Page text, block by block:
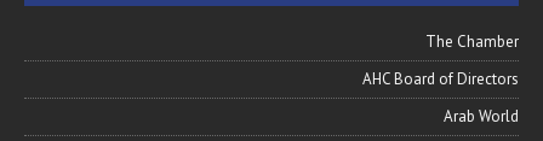
The Chamber
AHC Board of Directors
Arab World